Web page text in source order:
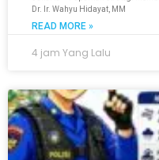
Dr. Ir. Wahyu Hidayat, MM
READ MORE »
4 jam Yang Lalu